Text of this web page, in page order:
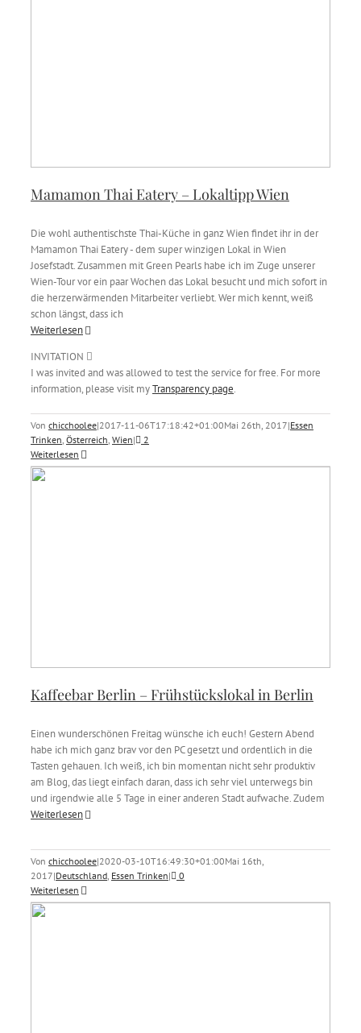
Mamamon Thai Eatery – Lokaltipp Wien
Die wohl authentischste Thai-Küche in ganz Wien findet ihr in der
Mamamon Thai Eatery - dem super winzigen Lokal in Wien
Josefstadt. Zusammen mit Green Pearls habe ich im Zuge unserer
Wien-Tour vor ein paar Wochen das Lokal besucht und mich sofort in
die herzerwärmenden Mitarbeiter verliebt. Wer mich kennt, weiß
schon längst, dass ich
Weiterlesen
INVITATION
I was invited and was allowed to test the service for free. For more
information, please visit myTransparency page.
Von chicchoolee|2017-11-06T17:18:42+01:00Mai 26th, 2017|Essen
Trinken, Österreich, Wien|
2
Weiterlesen
Kaffeebar Berlin – Frühstückslokal in Berlin
Einen wunderschönen Freitag wünsche ich euch! Gestern Abend
habe ich mich ganz brav vor den PC gesetzt und ordentlich in die
Tasten gehauen. Ich weiß, ich bin momentan nicht sehr produktiv
am Blog, das liegt einfach daran, dass ich sehr viel unterwegs bin
und irgendwie alle 5 Tage in einer anderen Stadt aufwache. Zudem
Weiterlesen
Von chicchoolee|2020-03-10T16:49:30+01:00Mai 16th,
2017|Deutschland, Essen Trinken|
0
Weiterlesen